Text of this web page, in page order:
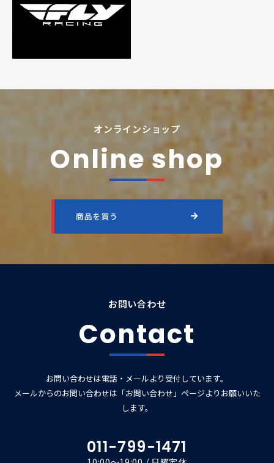
オンラインショップ
Online shop
商品を買う
お問い合わせ
Contact
お問い合わせは電話・メールより受付しています。
メールからのお問い合わせは「お問い合わせ」ページよりお願いいた
します。
011-799-1471